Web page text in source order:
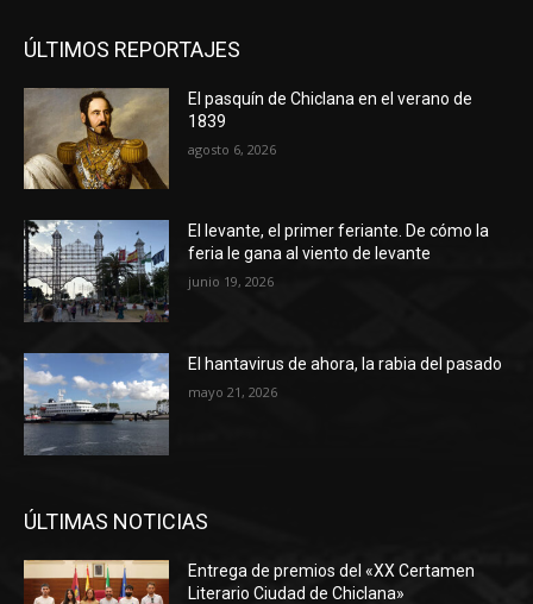
ÚLTIMOS REPORTAJES
El pasquín de Chiclana en el verano de
1839
agosto 6, 2026
El levante, el primer feriante. De cómo la
feria le gana al viento de levante
junio 19, 2026
El hantavirus de ahora, la rabia del pasado
mayo 21, 2026
ÚLTIMAS NOTICIAS
Entrega de premios del «XX Certamen
Literario Ciudad de Chiclana»